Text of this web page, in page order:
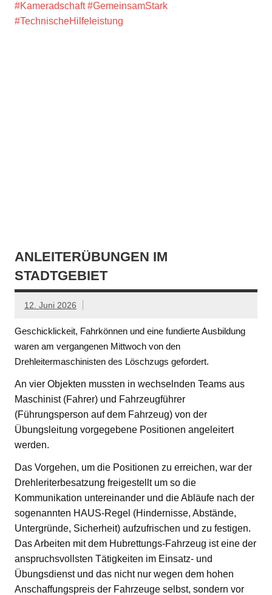
#Kameradschaft #GemeinsamStark
#TechnischeHilfeleistung
ANLEITERÜBUNGEN IM
STADTGEBIET
12. Juni 2026
Geschicklickeit, Fahrkönnen und eine fundierte Ausbildung
waren am vergangenen Mittwoch von den
Drehleitermaschinisten des Löschzugs gefordert.
An vier Objekten mussten in wechselnden Teams aus
Maschinist (Fahrer) und Fahrzeugführer
(Führungsperson auf dem Fahrzeug) von der
Übungsleitung vorgegebene Positionen angeleitert
werden.
Das Vorgehen, um die Positionen zu erreichen, war der
Drehleriterbesatzung freigestellt um so die
Kommunikation untereinander und die Abläufe nach der
sogenannten HAUS-Regel (Hindernisse, Abstände,
Untergründe, Sicherheit) aufzufrischen und zu festigen.
Das Arbeiten mit dem Hubrettungs-Fahrzeug ist eine der
anspruchsvollsten Tätigkeiten im Einsatz- und
Übungsdienst und das nicht nur wegen dem hohen
Anschaffungspreis der Fahrzeuge selbst, sondern vor